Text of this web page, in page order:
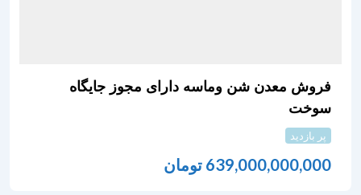
فروش معدن شن وماسه دارای مجوز جایگاه
سوخت
پر بازدید
639,000,000,000 تومان